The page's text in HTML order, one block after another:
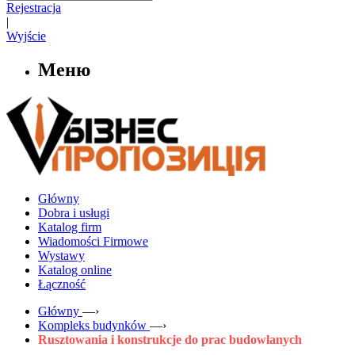
Rejestracja
|
Wyjście
Меню
Główny
Dobra i usługi
Katalog firm
Wiadomości Firmowe
Wystawy
Katalog online
Łączność
Główny —›
Kompleks budynków —›
Rusztowania i konstrukcje do prac budowlanych